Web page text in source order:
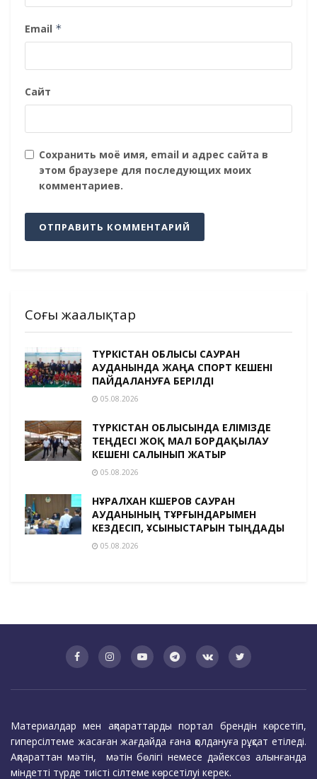
Email *
Сайт
Сохранить моё имя, email и адрес сайта в
этом браузере для последующих моих
комментариев.
Соңғы жаңалықтар
ТҮРКІСТАН ОБЛЫСЫ САУРАН
АУДАНЫНДА ЖАҢА СПОРТ КЕШЕНІ
ПАЙДАЛАНУҒА БЕРІЛДІ
05.08.2026
ТҮРКІСТАН ОБЛЫСЫНДА ЕЛІМІЗДЕ
ТЕҢДЕСІ ЖОҚ МАЛ БОРДАҚЫЛАУ
КЕШЕНІ САЛЫНЫП ЖАТЫР
05.08.2026
НҰРАЛХАН КӨШЕРОВ САУРАН
АУДАНЫНЫҢ ТҰРҒЫНДАРЫМЕН
КЕЗДЕСІП, ҰСЫНЫСТАРЫН ТЫҢДАДЫ
05.08.2026
Материалдар мен ақпараттарды портал брендін көрсетіп,
гиперсілтеме жасаған жағдайда ғана қолдануға рұқсат етіледі.
Ақпараттан мәтін, мәтін бөлігі немесе дәйексөз алынғанда
міндетті түрде тиісті сілтеме көрсетілуі керек.